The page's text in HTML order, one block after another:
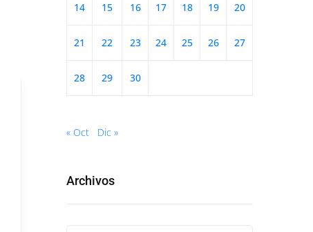
14 15 16 17 18 19 20
21 22 23 24 25 26 27
28 29 30
« Oct Dic »
Archivos